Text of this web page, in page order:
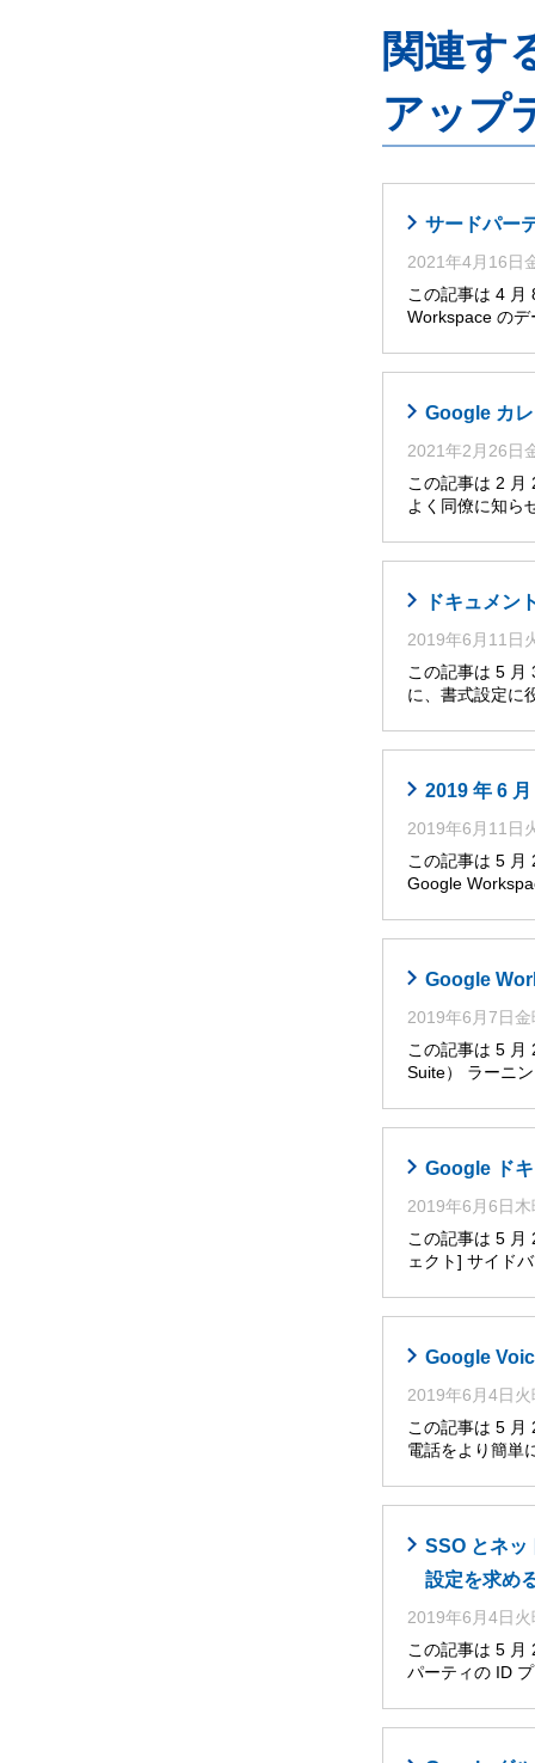
関連す
アップ
サードパー
2021年4月16日
この記事は 4 月
Workspace の
Google カ
2021年2月26日
この記事は 2
よく同僚に知ら
ドキュメン
2019年6月11日
この記事は 5 月
に、書式設定に
2019 年 6
2019年6月11日
この記事は 5 月
Google
Google
2019年6月7日金
この記事は 5 月
Suite） ラーニ
Google ド
2019年6月6日木
この記事は 5 月
ェクト] サイド
Google
2019年6月4日火
この記事は 5 月
電話をより簡単
SSO とネッ
設定を求め
2019年6月4日火
この記事は 5 月
パーティの ID